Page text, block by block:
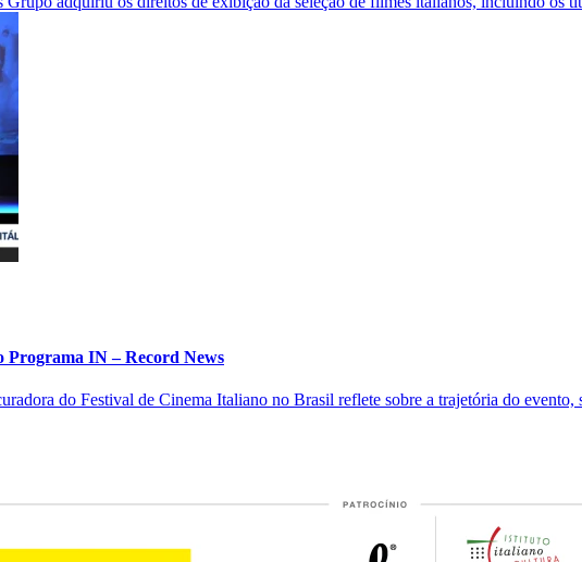
Programa IN – Record News
do Festival de Cinema Italiano no Brasil reflete sobre a trajetória do evento,